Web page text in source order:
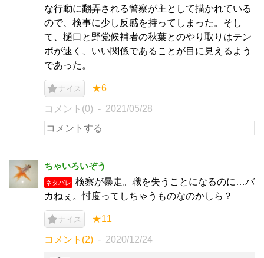
な行動に翻弄される警察が主として描かれている
ので、検事に少し反感を持ってしまった。そし
て、樋口と野党候補者の秋葉とのやり取りはテン
ポが速く、いい関係であることが目に見えるよう
であった。
ナイス ★6
コメント(0) 2021/05/28
ちゃいろいぞう
ネタバレ
検察が暴走。職を失うことになるのに…バ
カねぇ。忖度ってしちゃうものなのかしら？
ナイス ★11
コメント(2) 2020/12/24